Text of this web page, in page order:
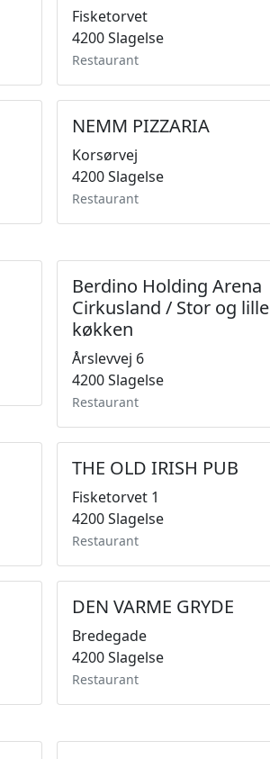
Fisketorvet
4200 Slagelse
Restaurant
NEMM PIZZARIA
Korsørvej
4200 Slagelse
Restaurant
Berdino Holding Arena
Cirkusland / Stor og lille
køkken
Årslevvej 6
4200 Slagelse
Restaurant
THE OLD IRISH PUB
Fisketorvet 1
4200 Slagelse
Restaurant
DEN VARME GRYDE
Bredegade
4200 Slagelse
Restaurant